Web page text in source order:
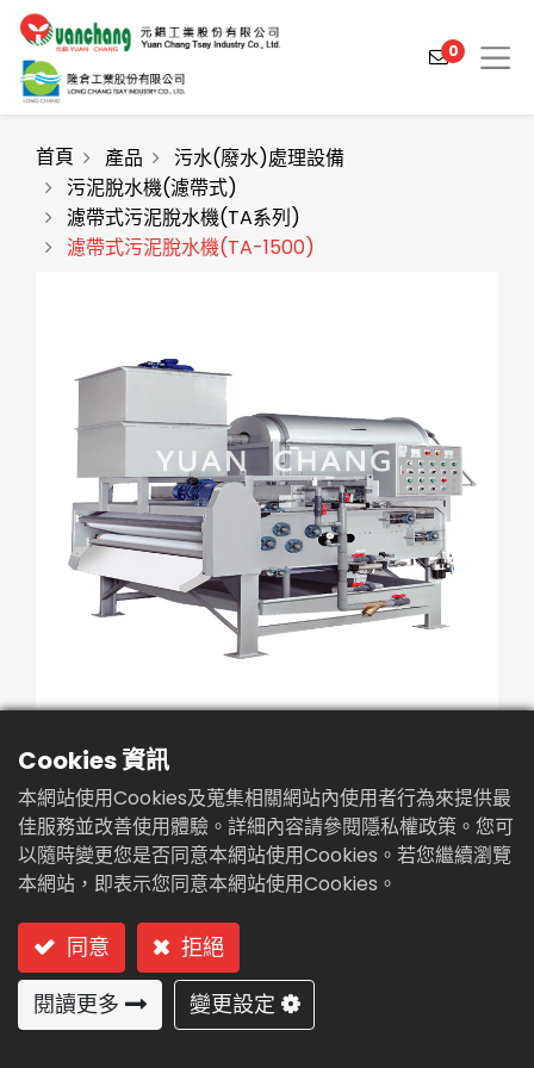
產品介紹
聯絡我們
繁體中文 English (US)
0
首頁 產品
污水(廢水)處理設備
污泥脫水機(濾帶式)
濾帶式污泥脫水機(TA系列)
濾帶式污泥脫水機(TA-1500)
濾帶式污泥脫水機(TA-
1500)
型號: TA-1500(調理+轉鼓濃縮+雙濾帶)
調理＋轉鼓濃縮＋雙濾帶
Cookies 資訊
本網站使用Cookies及蒐集相關網站內使用者行為來提供最
佳服務並改善使用體驗。詳細內容請參閱隱私權政策。您可
以隨時變更您是否同意本網站使用Cookies。若您繼續瀏覽
本網站，即表示您同意本網站使用Cookies。
同意
拒絕
閱讀更多
變更設定